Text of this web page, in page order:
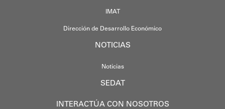
IMAT
Dirección de Desarrollo Económico
NOTICIAS
Noticias
SEDAT
INTERACTÚA CON NOSOTROS